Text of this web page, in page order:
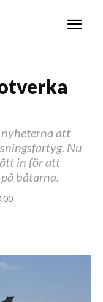
att
Nu
in för att
båtarna.